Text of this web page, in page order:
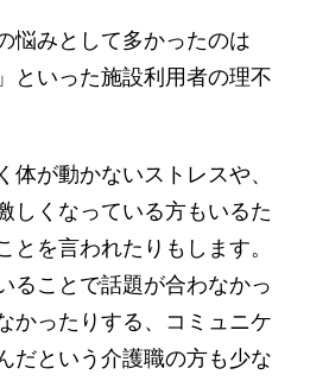
悩みとして多かったのは
といった施設利用者の理不
体が動かないストレスや、
しくなっている方もいるた
とを言われたりもします。
ることで話題が合わなかっ
かったりする、コミュニケ
だという介護職の方も少な